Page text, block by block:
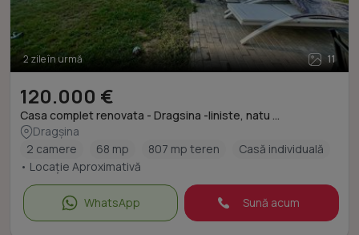
2 zile în urmă 11
120.000 €
Casa complet renovata - Dragsina -liniste, natu ...
Dragșina
2 camere
68 mp 807 mp teren
Casă individuală
• Locație Aproximativă
WhatsApp Sună acum